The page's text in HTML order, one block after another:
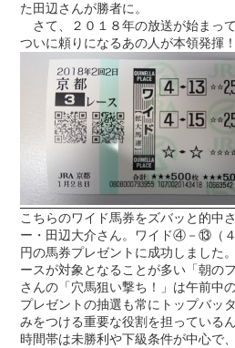
た田辺さんが勝者に。
さて、２０１８年の放送が始まっ
ついに頼りになるあの人が本領発揮！
こちらのワイド馬券をズバッと的中
ー・田辺大介さん。ワイド④－⑬（
円の馬券プレゼントに成功しました
ースが対象となることが多い「朝の
さんの「穴馬狙い撃ち！」は午前中
プレゼントの抽選も常にトップバッ
みをつける重要な役割を担っている
時間帯は未勝利や下級条件が中心で